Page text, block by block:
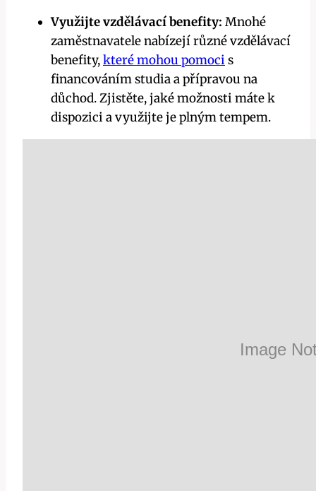
Využijte vzdělávací benefity: Mnohé
zaměstnavatele nabízejí různé vzdělávací
benefity,které mohou pomoci s
financováním studia a přípravou na
důchod. Zjistěte, jaké možnosti máte k
dispozici a využijte je plným tempem.